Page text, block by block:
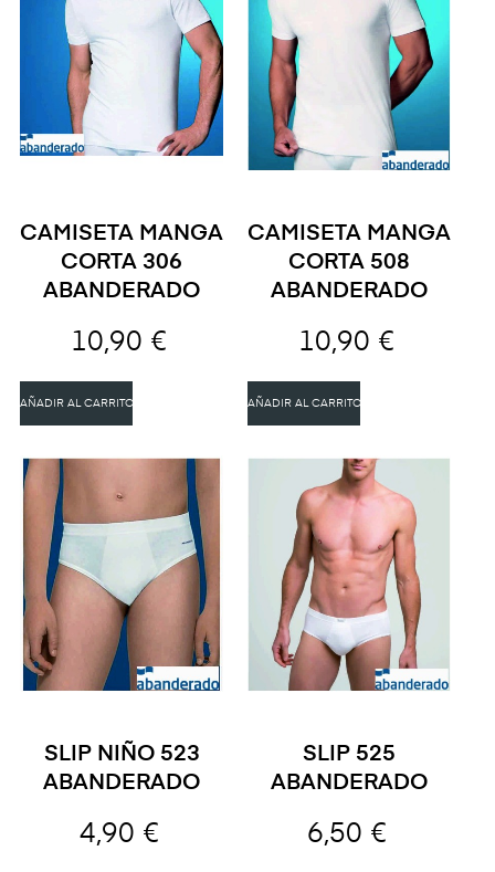
CAMISETA MANGA
CORTA 306
ABANDERADO
10,90 €
AÑADIR AL CARRITO
CAMISETA MANGA
CORTA 508
ABANDERADO
10,90 €
AÑADIR AL CARRITO
SLIP NIÑO 523
ABANDERADO
4,90 €
SLIP 525
ABANDERADO
6,50 €